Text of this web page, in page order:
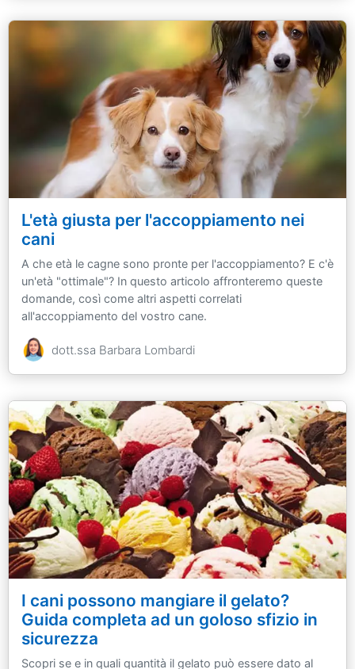
L'età giusta per l'accoppiamento nei
cani
A che età le cagne sono pronte per l'accoppiamento? E c'è
un'età "ottimale"? In questo articolo affronteremo queste
domande, così come altri aspetti correlati
all'accoppiamento del vostro cane.
dott.ssa Barbara Lombardi
I cani possono mangiare il gelato?
Guida completa ad un goloso sfizio in
sicurezza
Scopri se e in quali quantità il gelato può essere dato al